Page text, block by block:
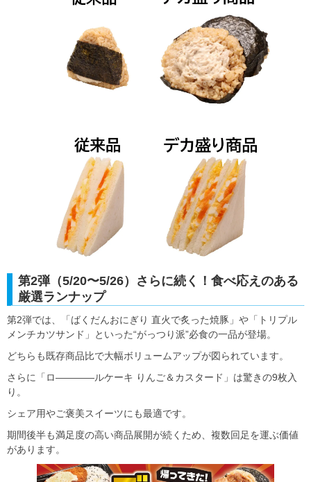
第2弾（5/20〜5/26）さらに続く！食べ応えのある
厳選ランナップ
第2弾では、「ばくだんおにぎり 直火で炙った焼豚」や「トリプル
メンチカツサンド」といった“がっつり派”必食の一品が登場。
どちらも既存商品比で大幅ボリュームアップが図られています。
さらに「ロ――――ルケーキ りんご＆カスタード」は驚きの9枚入
り。
シェア用やご褒美スイーツにも最適です。
期間後半も満足度の高い商品展開が続くため、複数回足を運ぶ価値
があります。